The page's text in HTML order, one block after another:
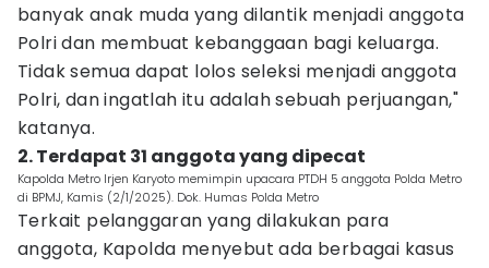
banyak anak muda yang dilantik menjadi anggota
Polri dan membuat kebanggaan bagi keluarga.
Tidak semua dapat lolos seleksi menjadi anggota
Polri, dan ingatlah itu adalah sebuah perjuangan,"
katanya.
2. Terdapat 31 anggota yang dipecat
Kapolda Metro Irjen Karyoto memimpin upacara PTDH 5 anggota Polda Metro
di BPMJ, Kamis (2/1/2025). Dok. Humas Polda Metro
Terkait pelanggaran yang dilakukan para
anggota, Kapolda menyebut ada berbagai kasus